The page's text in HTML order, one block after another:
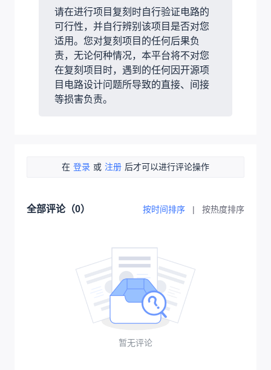
请在进行项目复刻时自行验证电路的
可行性，并自行辨别该项目是否对您
适用。您对复刻项目的任何后果负
责，无论何种情况，本平台将不对您
在复刻项目时，遇到的任何因开源项
目电路设计问题所导致的直接、间接
等损害负责。
在 登录 或 注册 后才可以进行评论操作
全部评论（0） 按时间排序 | 按热度排序
暂无评论